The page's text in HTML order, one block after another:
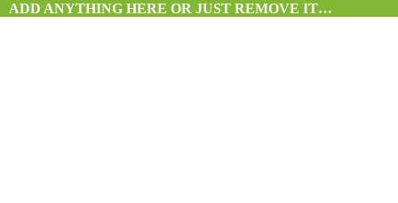
ADD ANYTHING HERE OR JUST REMOVE IT…